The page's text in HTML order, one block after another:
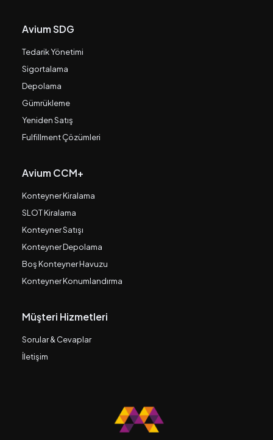
Avium SDG
Tedarik Yönetimi
Sigortalama
Depolama
Gümrükleme
Yeniden Satış
Fulfillment Çözümleri
Avium CCM+
Konteyner Kiralama
SLOT Kiralama
Konteyner Satışı
Konteyner Depolama
Boş Konteyner Havuzu
Konteyner Konumlandırma
Müşteri Hizmetleri
Sorular & Cevaplar
İletişim